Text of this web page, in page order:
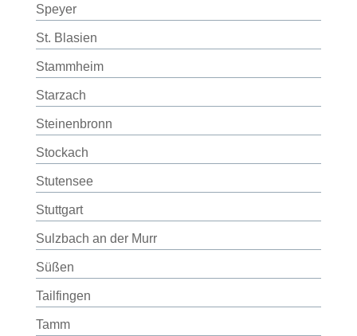
Speyer
St. Blasien
Stammheim
Starzach
Steinenbronn
Stockach
Stutensee
Stuttgart
Sulzbach an der Murr
Süßen
Tailfingen
Tamm